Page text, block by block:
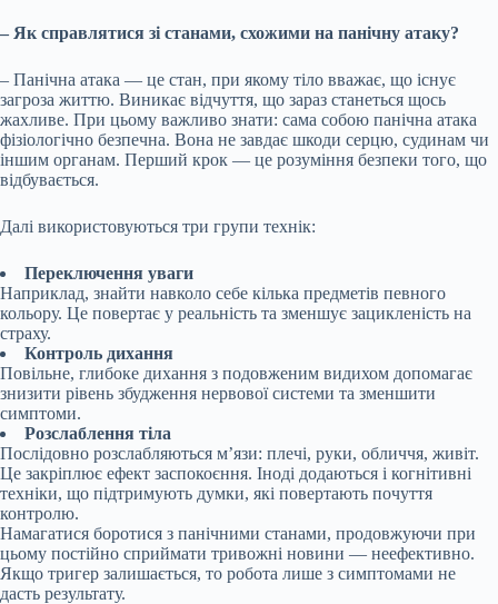
– Як справлятися зі станами, схожими на панічну атаку?
– Панічна атака — це стан, при якому тіло вважає, що існує
загроза життю. Виникає відчуття, що зараз станеться щось
жахливе. При цьому важливо знати: сама собою панічна атака
фізіологічно безпечна. Вона не завдає шкоди серцю, судинам чи
іншим органам. Перший крок — це розуміння безпеки того, що
відбувається.
Далі використовуються три групи технік:
Переключення уваги
Наприклад, знайти навколо себе кілька предметів певного
кольору. Це повертає у реальність та зменшує зацикленість на
страху.
Контроль дихання
Повільне, глибоке дихання з подовженим видихом допомагає
знизити рівень збудження нервової системи та зменшити
симптоми.
Розслаблення тіла
Послідовно розслабляються м’язи: плечі, руки, обличчя, живіт.
Це закріплює ефект заспокоєння. Іноді додаються і когнітивні
техніки, що підтримують думки, які повертають почуття
контролю.
Намагатися боротися з панічними станами, продовжуючи при
цьому постійно сприймати тривожні новини — неефективно.
Якщо тригер залишається, то робота лише з симптомами не
дасть результату.